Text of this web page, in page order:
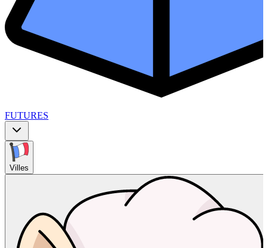
FUTURES
Villes